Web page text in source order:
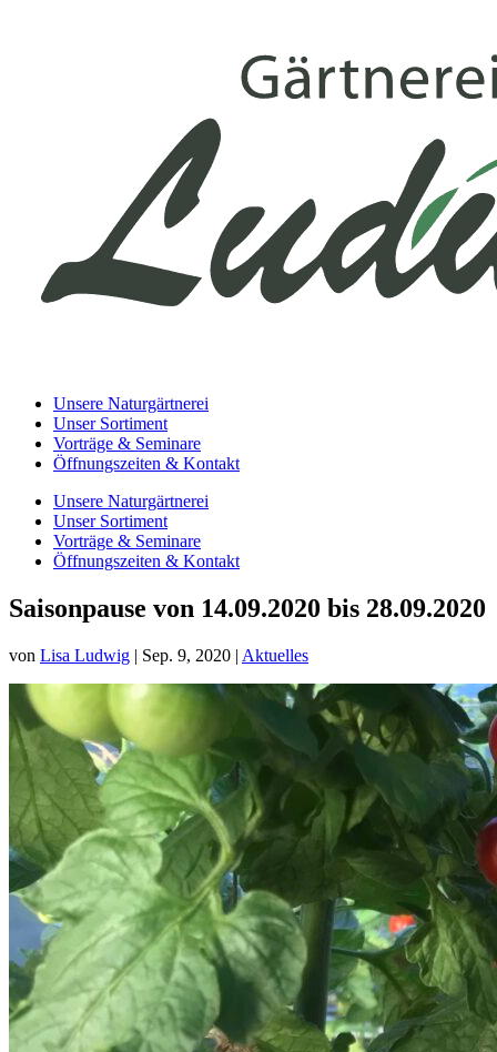
Unsere Naturgärtnerei
Unser Sortiment
Vorträge & Seminare
Öffnungszeiten & Kontakt
Unsere Naturgärtnerei
Unser Sortiment
Vorträge & Seminare
Öffnungszeiten & Kontakt
Saisonpause von 14.09.2020 bis 28.09.2020
von Lisa Ludwig | Sep. 9, 2020 | Aktuelles